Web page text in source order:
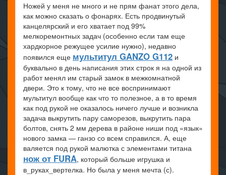
Ножей у меня не много и не прям фанат этого дела,
как можно сказать о фонарях. Есть продвинутый
канцелярский и его хватает под 99%
мелкоремонтных задач (особенно если там еще
хардкорное режущее усилие нужно), недавно
появился еще мультитул GANZO G112 и
буквально в день написания этих строк я на одной из
работ менял им старый замок в межкомнатной
двери. Это к тому, что не все воспринимают
мультитул вообще как что то полезное, а в то время
как под рукой не оказалось ничего лучше и возникла
задача выкрутить пару саморезов, выкрутить пара
болтов, снять 2 мм дерева в районе ниши под «язык»
нового замка — ганзо со всем справился. А, еще
валяется под рукой малютка с элементами титана
нож от FURA, который больше игрушка и
в_руках_вертелка. Но была у меня мечта (с).